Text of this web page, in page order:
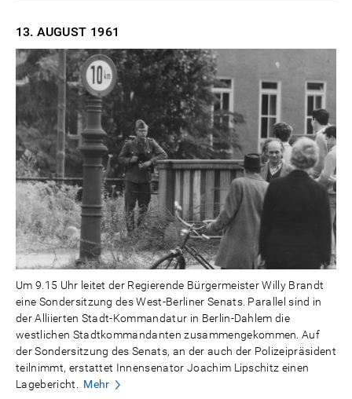
13. AUGUST 1961
Um 9.15 Uhr leitet der Regierende Bürgermeister Willy Brandt
eine Sondersitzung des West-Berliner Senats. Parallel sind in
der Alliierten Stadt-Kommandatur in Berlin-Dahlem die
westlichen Stadtkommandanten zusammengekommen. Auf
der Sondersitzung des Senats, an der auch der Polizeipräsident
teilnimmt, erstattet Innensenator Joachim Lipschitz einen
Lagebericht.
Mehr